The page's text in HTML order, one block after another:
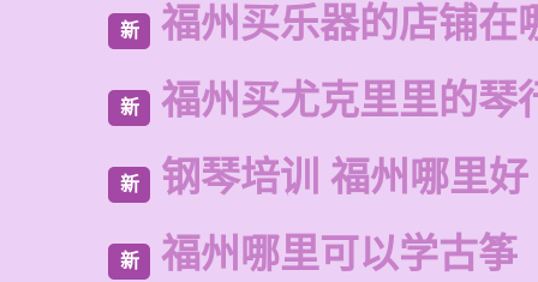
新 福州买乐器的店铺在
新 福州买尤克里里的琴
新 钢琴培训 福州哪里好
新 福州哪里可以学古筝